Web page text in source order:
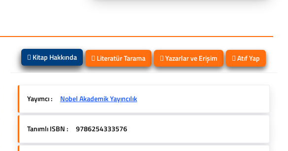
Kitap Hakkında Literatür Tarama Yazarlar ve Erişim Atıf Yap
Yayımcı : Nobel Akademik Yayıncılık
Tanımlı ISBN : 9786254333576